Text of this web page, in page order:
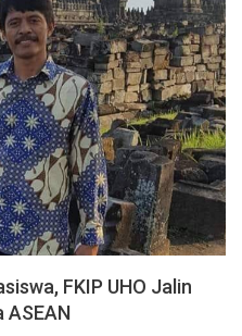
FKIP UHO Jalin
ASEAN